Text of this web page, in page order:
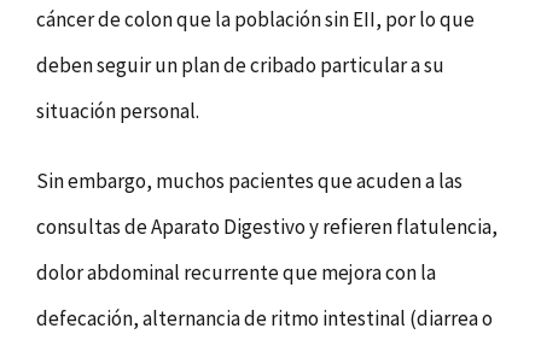
cáncer de colon que la población sin EII, por lo que
deben seguir un plan de cribado particular a su
situación personal.
Sin embargo, muchos pacientes que acuden a las
consultas de Aparato Digestivo y refieren flatulencia,
dolor abdominal recurrente que mejora con la
defecación, alternancia de ritmo intestinal (diarrea o